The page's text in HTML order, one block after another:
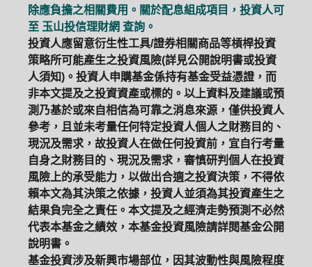
除應負擔之相關費用。關於配息組成項目，投資人可
至 玉山投信理財網 查詢。
投資人應留意衍生性工具/證券相關商品等槓桿投資
策略所可能產生之投資風險(詳見公開說明書或投資
人須知)。投資人申購基金係持有基金受益憑證，而
非本文提及之投資資產或標的。以上資料及建議或預
測乃基於或來自相信為可靠之消息來源，僅供投資人
參考，且並未考量任何特定投資人個人之財務目的、
現況及需求，故投資人在做任何投資前，宜自行考量
自身之財務目的、現況及需求，審慎研判個人在投資
風險上的承受能力，以做出合適之投資決策，不得依
賴本文為其決策之依據，投資人並須為其投資產生之
結果負完全之責任。本文提及之經濟走勢預測不必然
代表本基金之績效，本基金投資風險請詳閱基金公開
說明書。
基金投資涉及新興市場部位，因其波動性與風險程度